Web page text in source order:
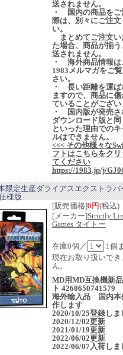
送されません。
・ 国内の商品をご
際は、別々にご注
い。
まとめてご注文い
た場合、商品が揃う
送されません。
・ 海外商品情報は
1983メルマガをご
さい。
・ 長い距離を運ば
ますので、商品に
ていることがござい
・ 国内版が発売さ
ダウンロード版と
といった理由での
ルはできません。
<<< その他様々な
フトはこちらをク
てください
https://1983.jp/j/
限定生産ダライアスエクストラバ
様版
[販売価格]0円(税込)
[メーカー]Strictly
Games タイトー
在庫0個／
1個
現在お取り扱いでき
ん。
MD用MD互換機新
ト 4260650741579
海外輸入品 国内本
作します
2020/10/25登録しま
2020/12/02更新
2021/01/19更新
2022/06/02更新
2022/06/07入荷しま